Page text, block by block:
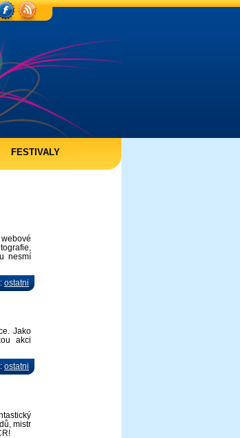
FESTIVALY
nesmí
ostatni
Jako
akci
ostatni
mistr